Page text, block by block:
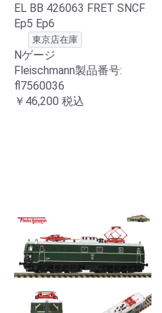
EL BB 426063 FRET SNCF
Ep5 Ep6
東京店在庫
Nゲージ
Fleischmann製品番号:
fl7560036
￥46,200 税込